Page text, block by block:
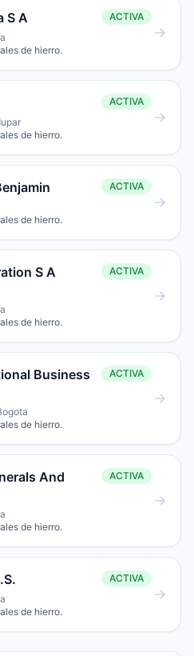
S A ACTIVA
de hierro.
ACTIVA
de hierro.
ACTIVA
de hierro.
S A
ACTIVA
de hierro.
Business
ACTIVA
de hierro.
And
ACTIVA
de hierro.
ACTIVA
de hierro.